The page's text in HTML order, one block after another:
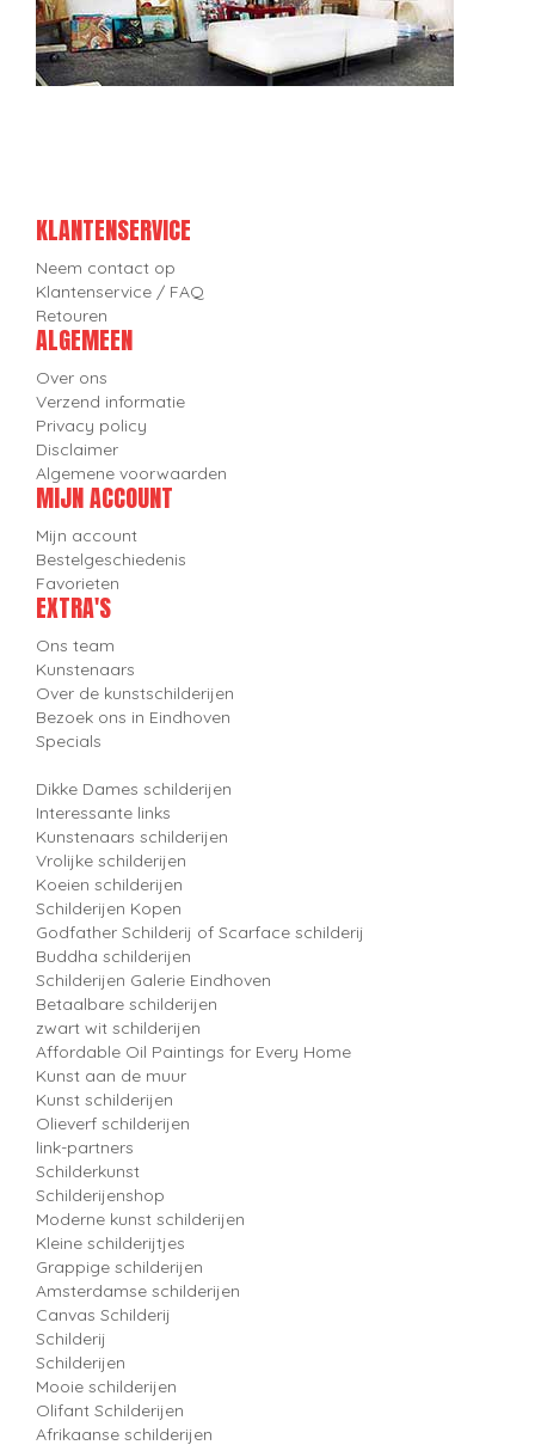
KLANTENSERVICE
Neem contact op
Klantenservice / FAQ
Retouren
ALGEMEEN
Over ons
Verzend informatie
Privacy policy
Disclaimer
Algemene voorwaarden
MIJN ACCOUNT
Mijn account
Bestelgeschiedenis
Favorieten
EXTRA'S
Ons team
Kunstenaars
Over de kunstschilderijen
Bezoek ons in Eindhoven
Specials
Dikke Dames schilderijen
Interessante links
Kunstenaars schilderijen
Vrolijke schilderijen
Koeien schilderijen
Schilderijen Kopen
Godfather Schilderij of Scarface schilderij
Buddha schilderijen
Schilderijen Galerie Eindhoven
Betaalbare schilderijen
zwart wit schilderijen
Affordable Oil Paintings for Every Home
Kunst aan de muur
Kunst schilderijen
Olieverf schilderijen
link-partners
Schilderkunst
Schilderijenshop
Moderne kunst schilderijen
Kleine schilderijtjes
Grappige schilderijen
Amsterdamse schilderijen
Canvas Schilderij
Schilderij
Schilderijen
Mooie schilderijen
Olifant Schilderijen
Afrikaanse schilderijen